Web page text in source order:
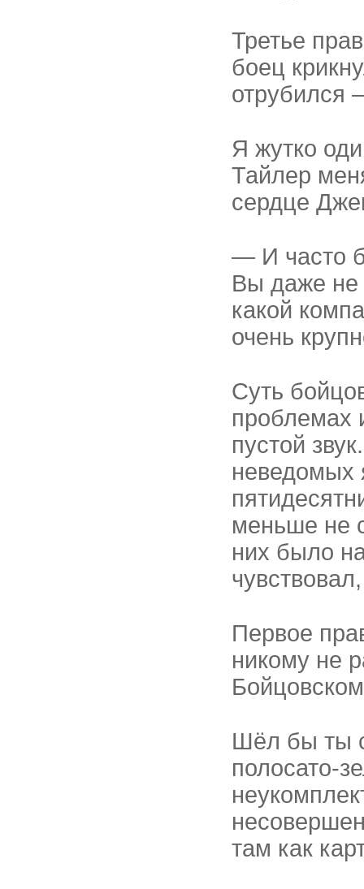
Третье
боец
отрубился
Я жутко
Тайлер
сердце
— И часто
Вы даже не
какой
очень
Суть
проблемах
пустой
неведомых
меньше не
них было
Первое
никому не
Шёл бы ты
полосато-
там как